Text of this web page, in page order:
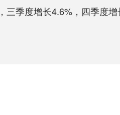
季度增长4.6%，四季度增